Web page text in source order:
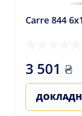
Carre 844
3 501 ₴